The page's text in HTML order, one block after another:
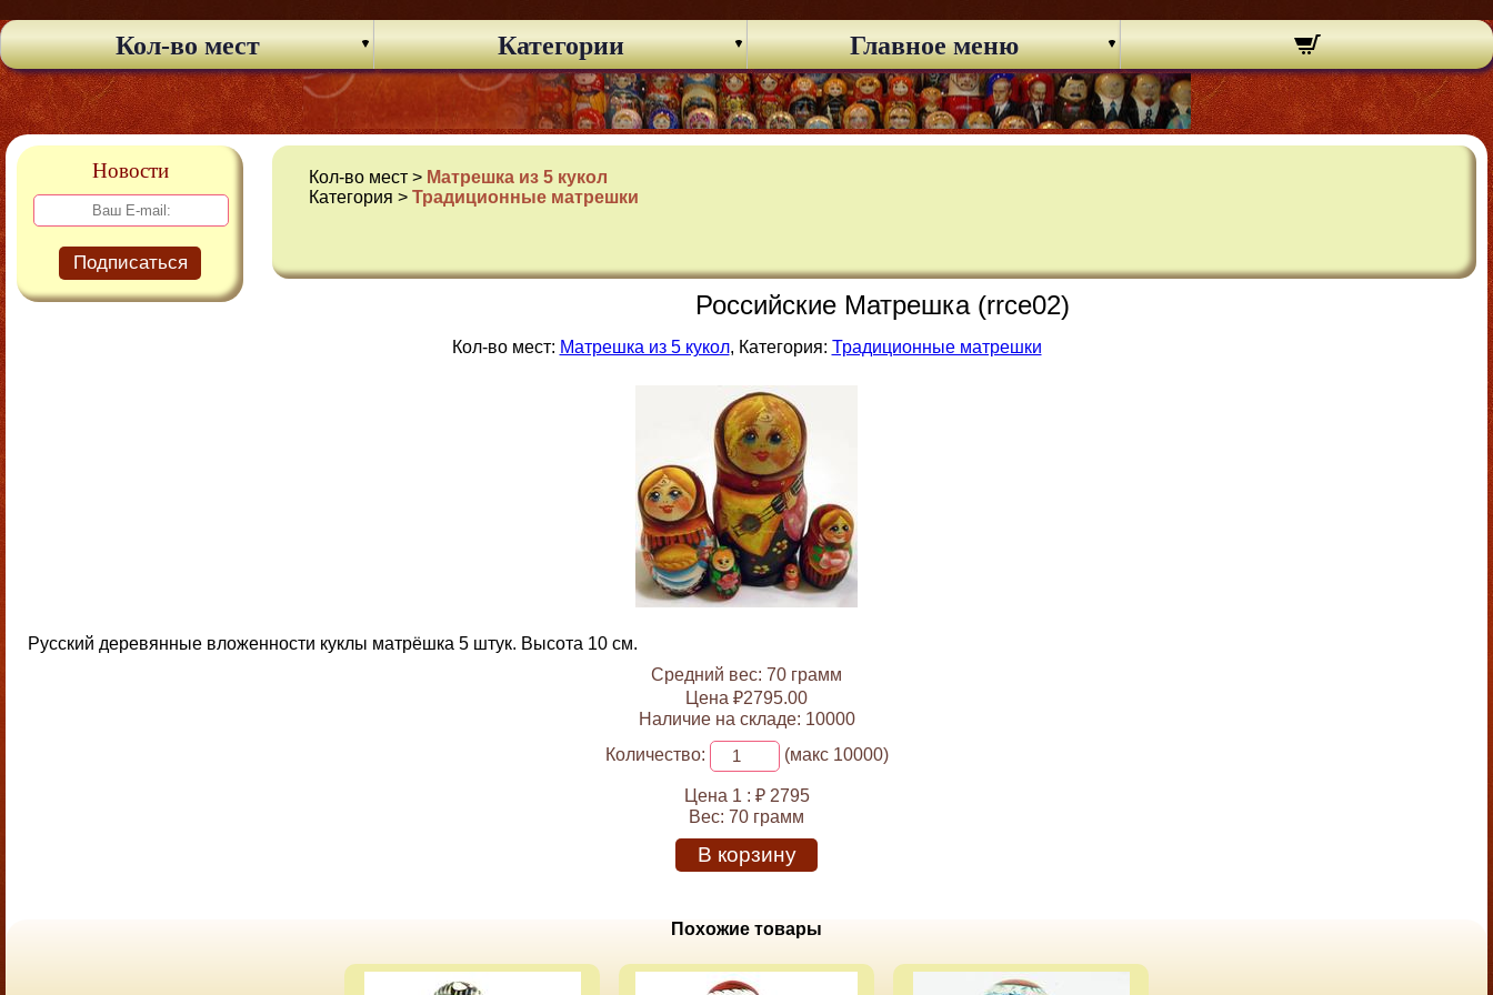
Кол-во мест Категории Главное меню
Новости
Подписаться
Кол-во мест > Матрешка из 5 кукол
Категория >Традиционные матрешки
Российские Матрешка (rrce02)
Кол-во мест: Матрешка из 5 кукол, Категория: Традиционные матрешки
Русский деревянные вложенности куклы матрёшка 5 штук. Высота 10 см.
Средний вес: 70 грамм
Цена ₽2795.00
Наличие на складе: 10000
Количество:
(макс 10000)
Цена 1 : ₽ 2795
Вес: 70 грамм
В корзину
Похожие товары